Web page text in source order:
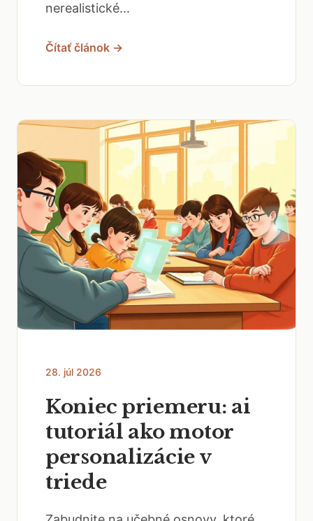
nerealistické...
Čítať článok →
28. júl 2026
Koniec priemeru: ai
tutoriál ako motor
personalizácie v
triede